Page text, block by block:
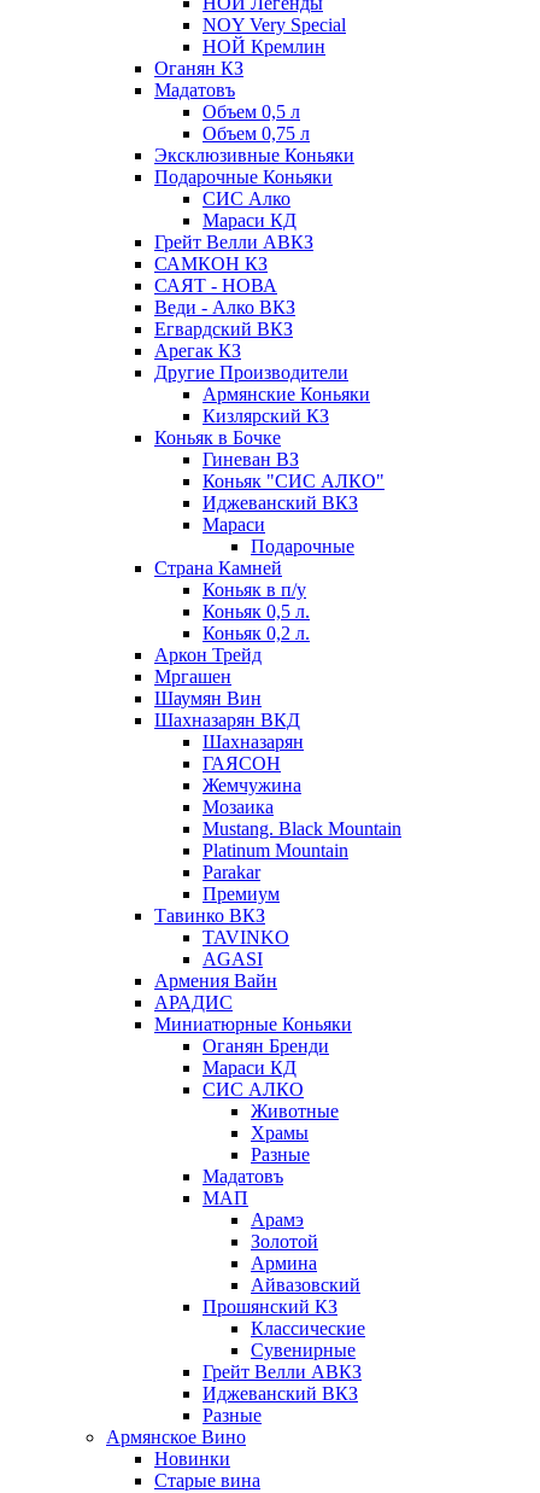
NOY Very Speсial
НОЙ Кремлин
Оганян КЗ
Мадатовъ
Объем 0,5 л
Объем 0,75 л
Эксклюзивные Коньяки
Подарочные Коньяки
СИС Алко
Мараси КД
Грейт Велли АВКЗ
САМКОН КЗ
САЯТ - НОВА
Веди - Алко ВКЗ
Егвардский ВКЗ
Арегак КЗ
Другие Производители
Армянские Коньяки
Кизлярский КЗ
Коньяк в Бочке
Гиневан ВЗ
Коньяк "СИС АЛКО"
Иджеванский ВКЗ
Мараси
Подарочные
Страна Камней
Коньяк в п/у
Коньяк 0,5 л.
Коньяк 0,2 л.
Аркон Трейд
Мргашен
Шаумян Вин
Шахназарян ВКД
Шахназарян
ГАЯСОН
Жемчужина
Мозаика
Mustang. Black Mountain
Platinum Mountain
Parakar
Премиум
Тавинко ВКЗ
TAVINKO
AGASI
Армения Вайн
АРАДИС
Миниатюрные Коньяки
Оганян Бренди
Мараси КД
СИС АЛКО
Животные
Храмы
Разные
Мадатовъ
МАП
Арамэ
Золотой
Армина
Айвазовский
Прошянский КЗ
Классические
Сувенирные
Грейт Велли АВКЗ
Иджеванский ВКЗ
Разные
Армянское Вино
Новинки
Старые вина